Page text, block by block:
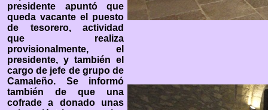
presidente apuntó que
queda vacante el puesto
de tesorero, actividad
que realiza
provisionalmente, el
presidente, y también el
cargo de jefe de grupo de
Camaleño. Se informó
también de que una
cofrade a donado unas